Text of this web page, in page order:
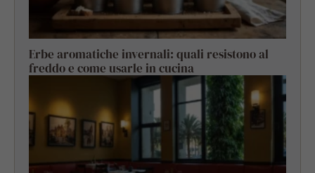
Erbe aromatiche invernali: quali resistono al
freddo e come usarle in cucina